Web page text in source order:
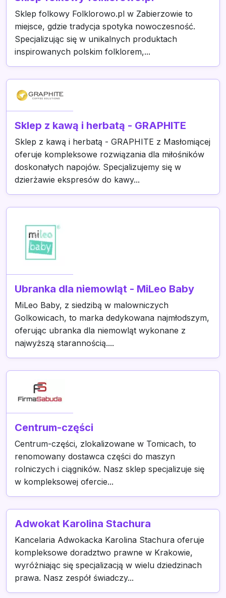
Sklep folkowy Folklorowo.pl w Zabierzowie to
miejsce, gdzie tradycja spotyka nowoczesność.
Specjalizując się w unikalnych produktach
inspirowanych polskim folklorem,...
Sklep z kawą i herbatą - GRAPHITE
Sklep z kawą i herbatą - GRAPHITE z Masłomiącej
oferuje kompleksowe rozwiązania dla miłośników
doskonałych napojów. Specjalizujemy się w
dzierżawie ekspresów do kawy...
Ubranka dla niemowląt - MiLeo Baby
MiLeo Baby, z siedzibą w malowniczych
Golkowicach, to marka dedykowana najmłodszym,
oferując ubranka dla niemowląt wykonane z
najwyższą starannością....
Centrum-części
Centrum-części, zlokalizowane w Tomicach, to
renomowany dostawca części do maszyn
rolniczych i ciągników. Nasz sklep specjalizuje się
w kompleksowej ofercie...
Adwokat Karolina Stachura
Kancelaria Adwokacka Karolina Stachura oferuje
kompleksowe doradztwo prawne w Krakowie,
wyróżniając się specjalizacją w wielu dziedzinach
prawa. Nasz zespół świadczy...